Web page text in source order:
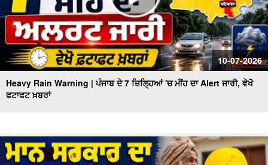
10-07-2026
Heavy Rain Warning | ਪੰਜਾਬ ਦੇ 7 ਜ਼ਿਲ੍ਹਿਆਂ 'ਚ ਮੀਂਹ ਦਾ Alert ਜਾਰੀ, ਵੇਖੋ
ਫਟਾਫਟ ਖ਼ਬਰਾਂ